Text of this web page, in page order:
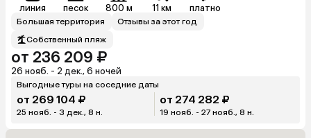
линия песок 800 м 11 км платно
Большая территория
Отзывы за этот год
Собственный пляж
от 236 209 ₽
26 нояб. - 2 дек., 6 ночей
Выгодные туры на соседние даты
от 269 104 ₽
25 нояб. - 3 дек., 8 н.
от 274 282 ₽
19 нояб. - 27 нояб., 8 н.